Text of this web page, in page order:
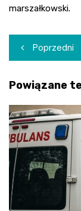
marszałkowski.
wpisu
Poprzedni
Powiązane